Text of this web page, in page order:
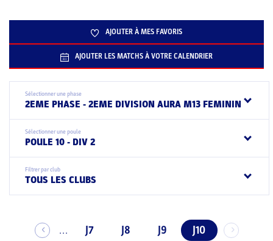
AJOUTER À MES FAVORIS
AJOUTER LES MATCHS À VOTRE CALENDRIER
Sélectionner une phase
2EME PHASE - 2EME DIVISION AURA M13 FEMININ
Sélectionner une poule
POULE 10 - DIV 2
Filtrer par club
TOUS LES CLUBS
... J7 J8 J9 J10